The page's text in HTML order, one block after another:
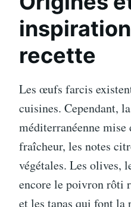
recette
Les œufs farcis
cuisines. Cependant,
méditerranéenne mise
fraîcheur, les notes
végétales. Les olives,
encore le poivron rôti
et les tapas qui font la